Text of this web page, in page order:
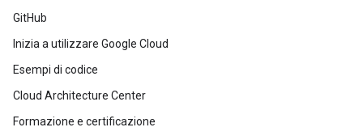
GitHub
Inizia a utilizzare Google Cloud
Esempi di codice
Cloud Architecture Center
Formazione e certificazione